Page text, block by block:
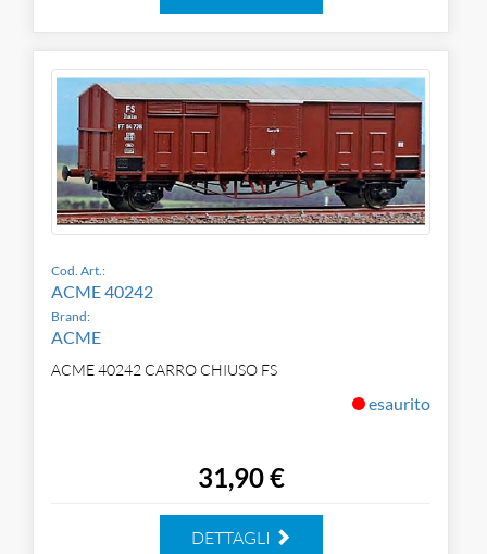
Cod. Art.:
ACME 40242
Brand:
ACME
ACME 40242 CARRO CHIUSO FS
esaurito
31,90 €
DETTAGLI